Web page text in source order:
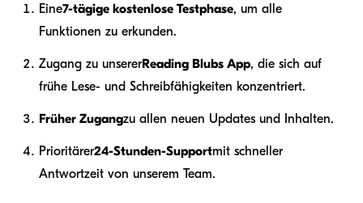
Eine7-tägige kostenlose Testphase, um alle
Funktionen zu erkunden.
Zugang zu unsererReading Blubs App, die sich auf
frühe Lese- und Schreibfähigkeiten konzentriert.
Früher Zugangzu allen neuen Updates und Inhalten.
Prioritärer24-Stunden-Supportmit schneller
Antwortzeit von unserem Team.